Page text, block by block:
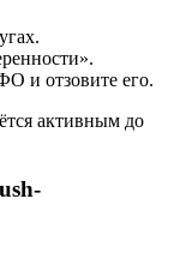
и отзовите его.
активным до